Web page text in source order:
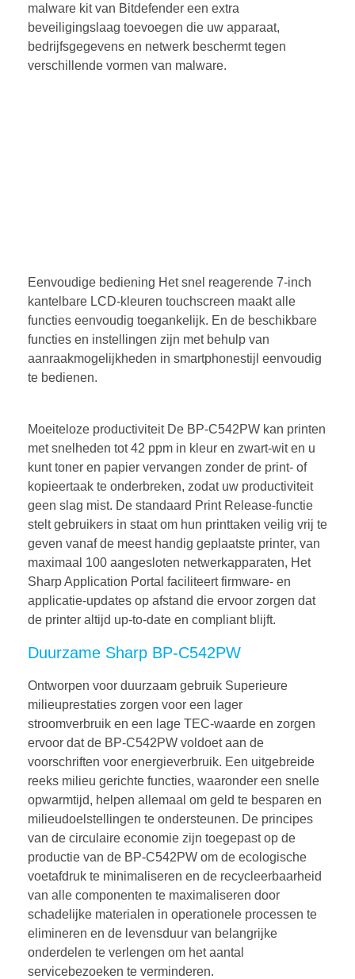
malware kit van Bitdefender een extra
beveiligingslaag toevoegen die uw apparaat,
bedrijfsgegevens en netwerk beschermt tegen
verschillende vormen van malware.
Eenvoudige bediening Het snel reagerende 7-inch
kantelbare LCD-kleuren touchscreen maakt alle
functies eenvoudig toegankelijk. En de beschikbare
functies en instellingen zijn met behulp van
aanraakmogelijkheden in smartphonestijl eenvoudig
te bedienen.
Moeiteloze productiviteit De BP-C542PW kan printen
met snelheden tot 42 ppm in kleur en zwart-wit en u
kunt toner en papier vervangen zonder de print- of
kopieertaak te onderbreken, zodat uw productiviteit
geen slag mist. De standaard Print Release-functie
stelt gebruikers in staat om hun printtaken veilig vrij te
geven vanaf de meest handig geplaatste printer, van
maximaal 100 aangesloten netwerkapparaten, Het
Sharp Application Portal faciliteert firmware- en
applicatie-updates op afstand die ervoor zorgen dat
de printer altijd up-to-date en compliant blijft.
Duurzame Sharp BP-C542PW
Ontworpen voor duurzaam gebruik Superieure
milieuprestaties zorgen voor een lager
stroomverbruik en een lage TEC-waarde en zorgen
ervoor dat de BP-C542PW voldoet aan de
voorschriften voor energieverbruik. Een uitgebreide
reeks milieu gerichte functies, waaronder een snelle
opwarmtijd, helpen allemaal om geld te besparen en
milieudoelstellingen te ondersteunen. De principes
van de circulaire economie zijn toegepast op de
productie van de BP-C542PW om de ecologische
voetafdruk te minimaliseren en de recycleerbaarheid
van alle componenten te maximaliseren door
schadelijke materialen in operationele processen te
elimineren en de levensduur van belangrijke
onderdelen te verlengen om het aantal
servicebezoeken te verminderen.